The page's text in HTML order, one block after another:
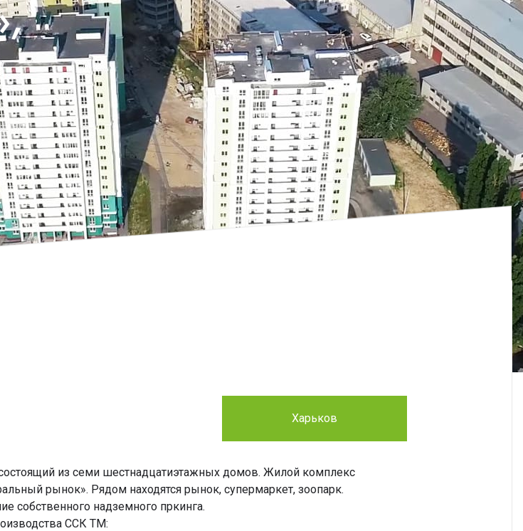
Харьков
из семи шестнадцатиэтажных домов. Жилой комплекс
рынок». Рядом находятся рынок, супермаркет, зоопарк.
собственного надземного пркинга.
ССК ТМ: